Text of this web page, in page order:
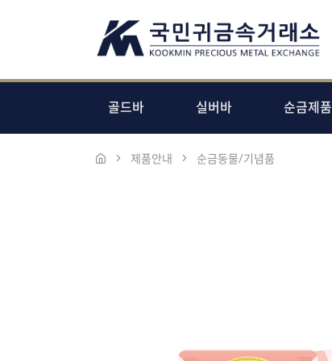
골드바 실버바 순금제품
제품안내 순금동물/기념품